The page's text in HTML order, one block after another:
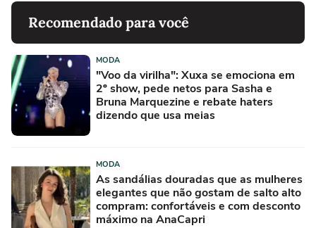
Recomendado para você
MODA
"Voo da virilha": Xuxa se emociona em
2º show, pede netos para Sasha e
Bruna Marquezine e rebate haters
dizendo que usa meias
MODA
As sandálias douradas que as mulheres
elegantes que não gostam de salto alto
compram: confortáveis e com desconto
máximo na AnaCapri